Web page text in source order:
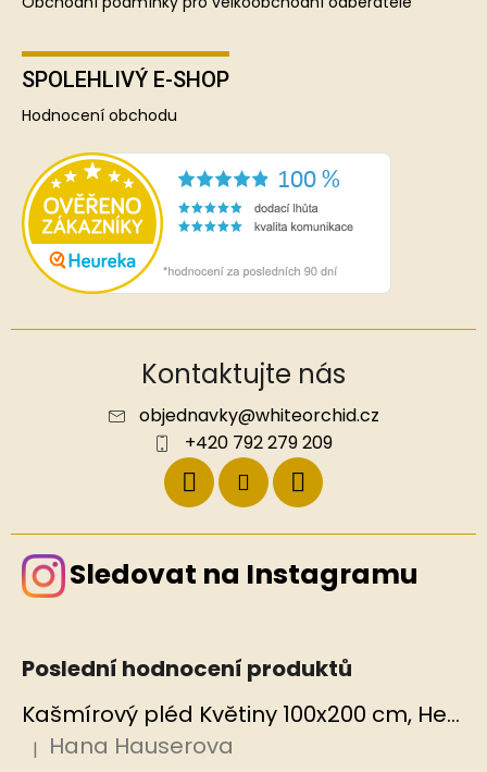
SPOLEHLIVÝ E-SHOP
Hodnocení obchodu
Kontaktujte nás
objednavky@whiteorchid.cz
+420 792 279 209
Sledovat na Instagramu
Poslední hodnocení produktů
Kašmírový pléd Květiny 100x200 cm, Hedvábný svět
Hodnocení produktu je 5 z 5 hvězdiček.
| Hana Hauserova